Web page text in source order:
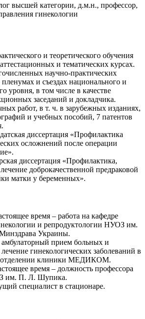
высшей категории, д.м.н., профессор,
гинекологии
и теоретического обучения
и тематических курсах.
научно-практических
и съездах национального и
уровня, в том числе в качестве
заседаний и докладчика.
работ, в т. ч. в зарубежных изданиях,
и учебных пособий, 7 патентов
диссертация «Профилактика
осложнений после операции
диссертация «Профилактика,
доброкачественной предраковой
матки у беременных».
время – работа на кафедре
и репродуктологии НУОЗ им.
Украины.
амбулаторный прием больных и
гинекологических заболеваний в
отделении клиники МЕДИКОМ.
время – должность профессора
им. П. Л. Шупика.
специалист в стационаре.